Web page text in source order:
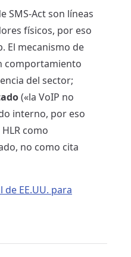
SMS-Act son líneas
físicos, por eso
El mecanismo de
comportamiento
del sector;
(«la VoIP no
interno, por eso
como
no como cita
EE.UU. para